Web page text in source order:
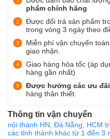
phẩm chính hãng
Được đổi trả sản phẩm
trong vòng 3 ngày theo
Miễn phí vận chuyển
giao nhận.
Giao hàng hỏa tốc (áp
hàng gần nhất)
Được hưởng các ưu
hàng thân thiết.
Thông tin vận chuyển
nội thành HN, Đà Nẵng, HCM
các tỉnh thành khác từ 1 đến 3